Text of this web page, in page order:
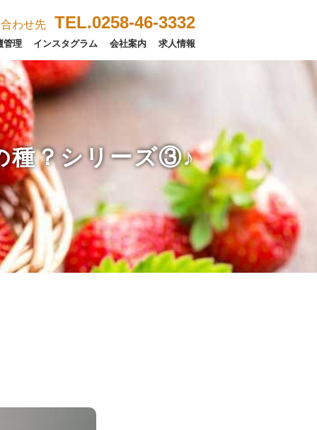
わせ先 TEL.0258-46-3332
管理 インスタグラム 会社案内 求人情報
種？シリーズ③♪